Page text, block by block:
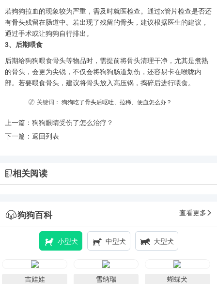
若狗狗拉血的现象较为严重，需及时就医检查。通过x管片检查是否还
有骨头残留在肠道中。若出现了残留的骨头，建议根据医生的建议，
通过手术或让狗狗自行排出。
3、后期喂食
后期给狗狗喂食骨头等物品时，需提前将骨头清理干净，尤其是煮熟
的骨头，会更为尖锐，不仅会将狗狗肠道划伤，还容易卡在喉咙内
部。若要喂食骨头，建议将骨头放入高压锅，捣碎后进行喂食。
关键词： 狗狗吃了骨头后呕吐、拉稀、便血怎么办？
上一篇： 狗狗眼睛受伤了怎么治疗？
下一篇： 返回列表
相关阅读
狗狗百科 查看更多
小型犬 中型犬 大型犬
吉娃娃 雪纳瑞 蝴蝶犬